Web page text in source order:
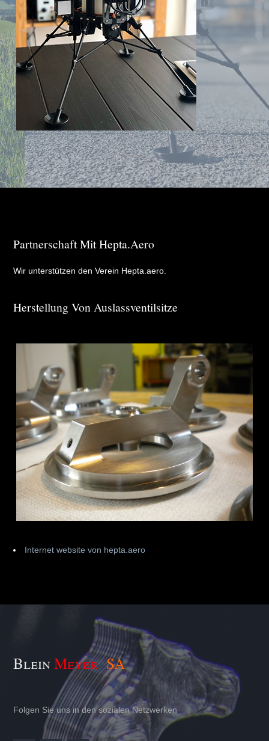
Partnerschaft Mit Hepta.aero
Wir unterstützen den Verein Hepta.aero.
Herstellung Von Auslassventilsitze
Internet website von hepta.aero
BleinMeyerSA
Folgen Sie uns in den sozialen Netzwerken